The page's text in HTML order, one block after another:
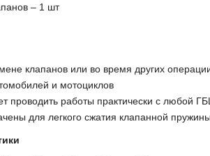
– 1 шт
клапанов или во время других
и мотоциклов
проводить работы практически с любой
для легкого сжатия клапанной